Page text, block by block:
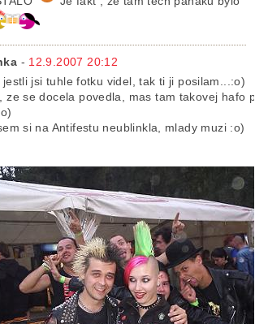
- 12.9.2007 20:12
jestli jsi tuhle fotku videl, tak ti ji posilam...:o)
ze se docela povedla, mas tam takovej hafo
si na Antifestu neublinkla, mlady muzi :o)